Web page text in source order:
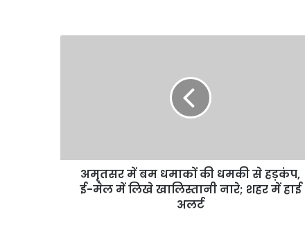
ई-
अमृतसर में बम धमाकों की धमकी से हड़कंप,
ई-मेल में लिखे खालिस्तानी नारे; शहर में हाई
अलर्ट